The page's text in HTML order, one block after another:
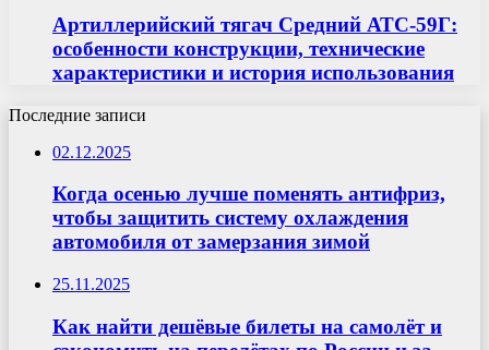
Артиллерийский тягач Средний АТС-59Г:
особенности конструкции, технические
характеристики и история использования
Последние записи
02.12.2025
Когда осенью лучше поменять антифриз,
чтобы защитить систему охлаждения
автомобиля от замерзания зимой
25.11.2025
Как найти дешёвые билеты на самолёт и